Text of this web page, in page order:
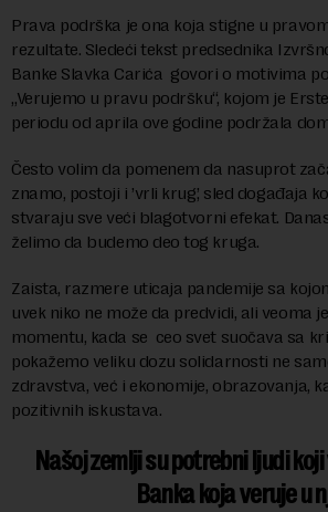
Prava podrška je ona koja stigne u
rezultate. Sledeći tekst predsednika
Banke Slavka Carića govori o motivima
„Verujemo u pravu podršku“, kojom je
periodu od aprila ove godine podržala
Često volim da pomenem da nasuprot
znamo, postoji i ’vrli krug’, sled događaja
stvaraju sve veći blagotvorni efekat.
želimo da budemo deo tog kruga.
Zaista, razmere uticaja pandemije sa
uvek niko ne može da predvidi, ali veoma
momentu, kada se ceo svet suočava sa
pokažemo veliku dozu solidarnosti ne
zdravstva, već i ekonomije, obrazovanja,
pozitivnih iskustava.
Našoj zemlji su potrebni ljudi
Banka koja veruje u